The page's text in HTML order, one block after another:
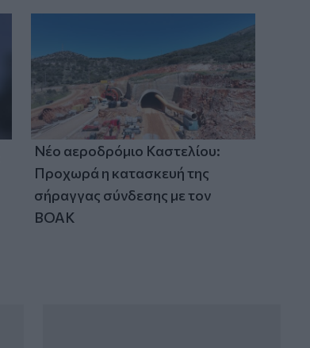
Τσούτσουρα - Ανάμεσά τους γυναίκες
και μικρά παιδιά
21:15
Μουσική λαϊκή βραδιά στο Πάρκο
Κνωσού την Παρασκευή 7 Αυγούστου
Νέο αεροδρόμιο Καστελίου:
Προχωρά η κατασκευή της
σήραγγας σύνδεσης με τον
ΒΟΑΚ